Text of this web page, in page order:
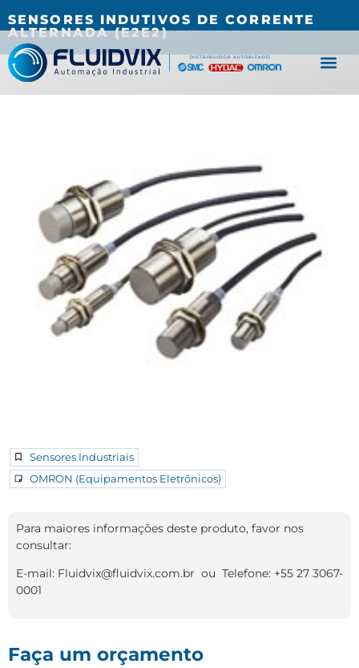
(27) 3067-0001 fluidvix@fluidvix.com.br
SENSORES INDUTIVOS DE CORRENTE
ALTERNADA (E2E2)
Sensores Industriais
OMRON (Equipamentos Eletrônicos)
Para maiores informações deste produto, favor nos
consultar:
E-mail: Fluidvix@fluidvix.com.br ou Telefone: +55 27 3067-
0001
Faça um orçamento